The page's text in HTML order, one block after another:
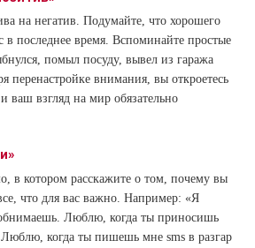
на негатив. Подумайте, что хорошего
в последнее время. Вспоминайте простые
помыл посуду, вывел из гаража
перенастройке внимания, вы откроетесь
взгляд на мир обязательно
в котором расскажите о том, почему вы
что для вас важно. Например: «Я
Люблю, когда ты приносишь
Люблю, когда ты пишешь мне sms в разгар